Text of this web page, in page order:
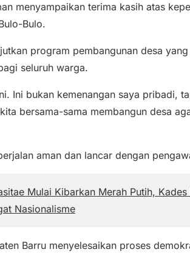
menyampaikan terima kasih atas
Bulo.
program pembangunan desa
seluruh warga.
Ini bukan kemenangan saya pribadi,
bersama-sama membangun desa
aman dan lancar dengan
Mulai Kibarkan Merah Putih,
Nasionalisme
Barru menyelesaikan proses